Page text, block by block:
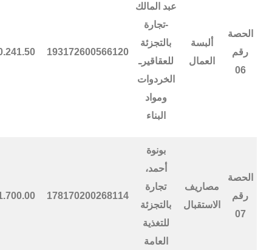
الحصة
رقم
06
ألبسة
العمال
عبد المالك
-تجارة
بالتجزئة
للعقاقيرـ
الخردوات
ومواد
البناء
193172600566120
الحصة
رقم
07
مصاريف
الاستقبال
بونوة
أحمد،
تجارة
بالتجزئة
للتغذية
العامة
178170200268114